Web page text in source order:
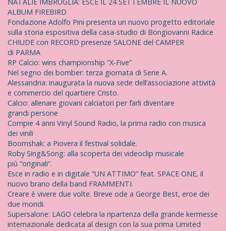
ALBUM FIREBIRD
Fondazione Adolfo Pini presenta un nuovo progetto editoriale
sulla storia espositiva della casa-studio di Bongiovanni Radice
CHIUDE con RECORD presenze SALONE del CAMPER
di PARMA
RP Calcio: wins championship “X-Five”
Nel segno dei bomber: terza giornata di Serie A.
Alessandria: inaugurata la nuova sede dell’associazione attività
e commercio del quartiere Cristo.
Calcio: allenare giovani calciatori per farli diventare
grandi persone
Compie 4 anni Vinyl Sound Radio, la prima radio con musica
dei vinili
Boomshak: a Piovera il festival solidale.
Roby Sing&Song: alla scoperta dei videoclip musicale
più “originali”.
Esce in radio e in digitale “UN ATTIMO” feat. SPACE ONE, il
nuovo brano della band FRAMMENTI.
Creare è vivere due volte. Breve ode a George Best, eroe dei
due mondi.
Supersalone: LAGO celebra la ripartenza della grande kermesse
internazionale dedicata al design con la sua prima Limited